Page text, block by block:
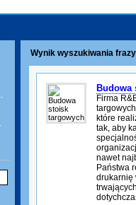
Wynik wyszukiwania
Budowa
Firma
które
tak, aby
nawet
Państwa
drukarnię